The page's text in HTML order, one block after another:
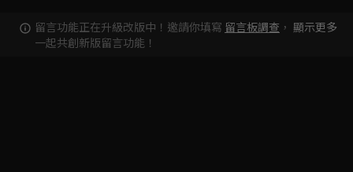
留言功能正在升級改版中！邀請你填寫 留言板調查 ，
一起共創新版留言功能！
顯示更多